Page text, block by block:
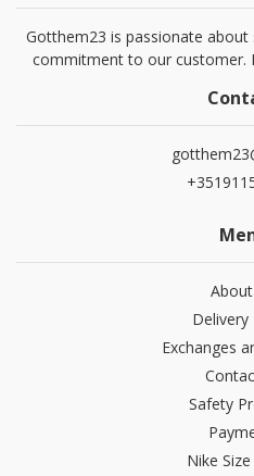
Gotthem23 is passionate about
commitment to our customer.
Delivery
Exchanges
Safety
Nike